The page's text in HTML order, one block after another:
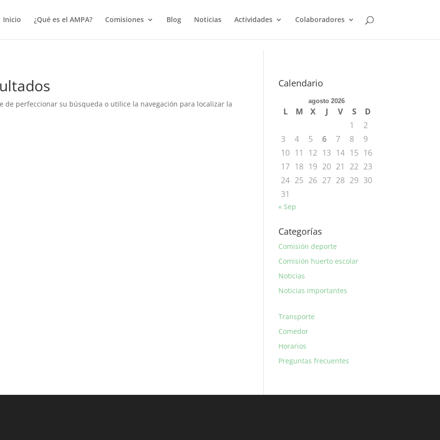
Inicio
¿Qué es el AMPA? Comisiones Blog Noticias Actividades Colaboradores
de perfeccionar su búsqueda o utilice la navegación para localizar la
Calendario
agosto 2026
L M X J V S
D
1
2
3
4 5 6 7 8
9
10 11 12 13 14 15 16
17 18 19 20 21 22 23
24 25 26 27 28 29 30
31
« Sep
Categorías
Comisión deporte
Comisión huerto escolar
Noticias
Noticias importantes
Transporte
Comedor
Horarios
Preguntas frecuentes